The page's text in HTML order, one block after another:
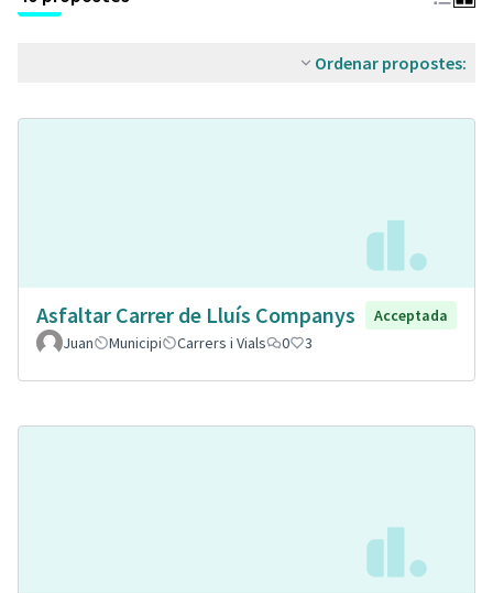
Ordenar propostes:
Asfaltar Carrer de Lluís Companys
Acceptada
Juan
Municipi Carrers i Vials 0 3